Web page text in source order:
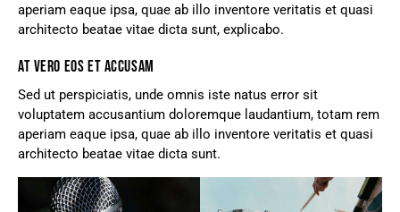
aperiam eaque ipsa, quae ab illo inventore veritatis et quasi
architecto beatae vitae dicta sunt, explicabo.
AT VERO EOS ET ACCUSAM
Sed ut perspiciatis, unde omnis iste natus error sit
voluptatem accusantium doloremque laudantium, totam rem
aperiam eaque ipsa, quae ab illo inventore veritatis et quasi
architecto beatae vitae dicta sunt.